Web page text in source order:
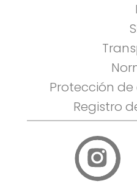
Protección
Registro